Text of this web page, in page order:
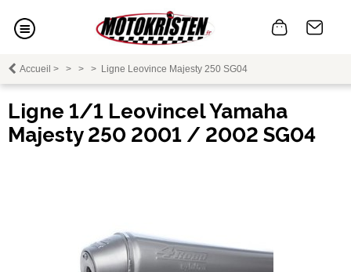
Accueil > > > > Ligne Leovince Majesty 250 SG04
Ligne 1/1 Leovincel Yamaha
Majesty 250 2001 / 2002 SG04